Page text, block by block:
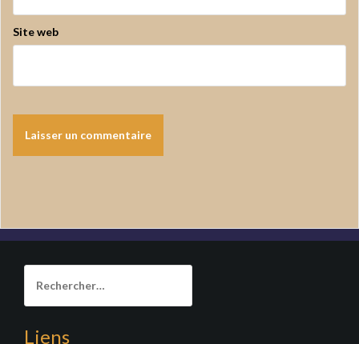
Site web
Liens